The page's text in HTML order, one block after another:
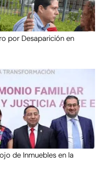
por Desaparición en
de Inmuebles en la